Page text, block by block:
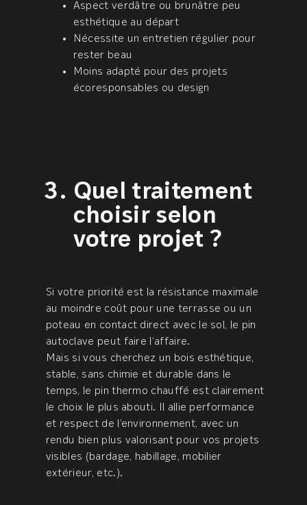
Aspect verdâtre ou brunâtre peu
esthétique au départ
Nécessite un entretien régulier pour
rester beau
Moins adapté pour des projets
écoresponsables ou design
Quel traitement
choisir selon
votre projet ?
Si votre priorité est la résistance maximale
au moindre coût pour une terrasse ou un
poteau en contact direct avec le sol, le pin
autoclave peut faire l’affaire.
Mais si vous cherchez un bois esthétique,
stable, sans chimie et durable dans le
temps, le pin thermo chauffé est clairement
le choix le plus abouti. Il allie performance
et respect de l’environnement, avec un
rendu bien plus valorisant pour vos projets
visibles (bardage, habillage, mobilier
extérieur, etc.).